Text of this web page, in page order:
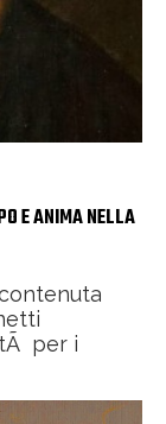
E ANIMA NELLA
per i